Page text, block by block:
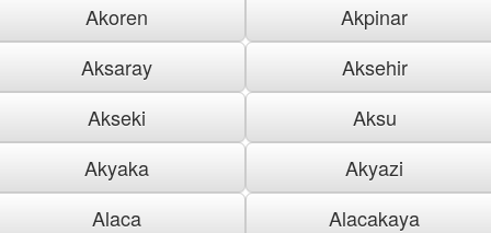
Akoren
Akpinar
Aksaray
Aksehir
Akseki
Aksu
Akyaka
Akyazi
Alaca
Alacakaya